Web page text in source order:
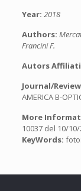
Year: 2018
Authors:
Francini F.
Autors
Journal/
AMERICA B-
More
10037 del 10/
KeyWords: